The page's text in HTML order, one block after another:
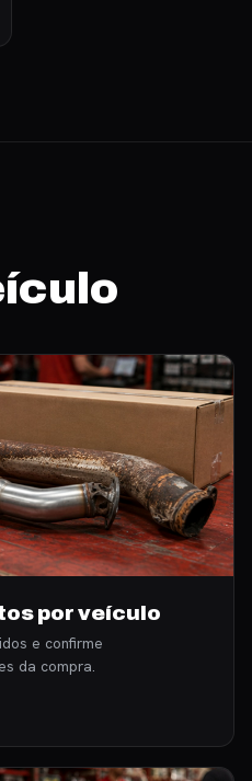
por veículo
e confirme
da compra.